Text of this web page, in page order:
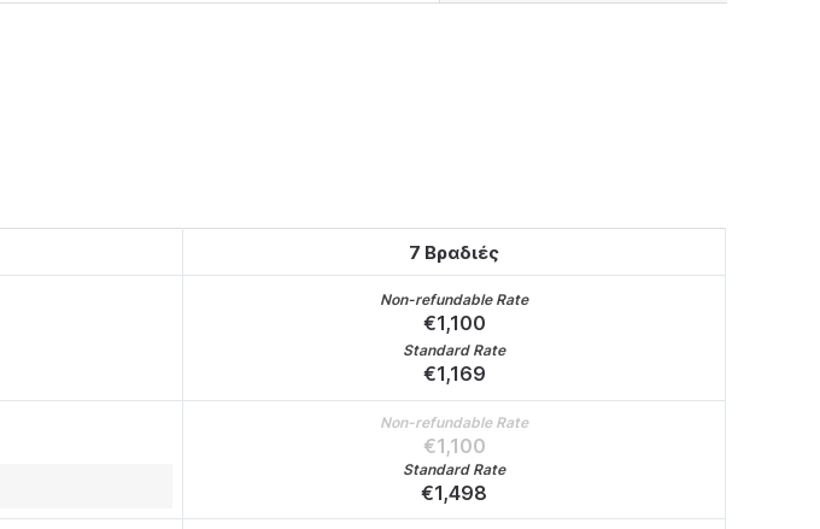
7 Βραδιές
Non-refundable Rate
€1,100
Standard Rate
€1,169
Non-refundable Rate
€1,100
Standard Rate
€1,498